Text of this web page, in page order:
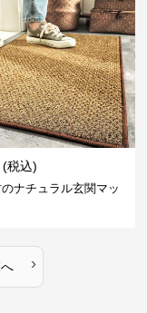
(税込)
ナチュラル玄関マッ
›